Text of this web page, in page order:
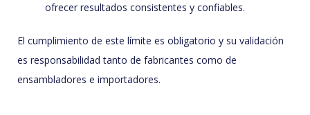
ofrecer resultados consistentes y confiables.
El cumplimiento de este límite es obligatorio y su validación
es responsabilidad tanto de fabricantes como de
ensambladores e importadores.